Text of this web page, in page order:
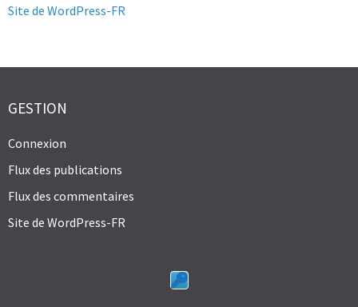
Site de WordPress-FR
GESTION
Connexion
Flux des publications
Flux des commentaires
Site de WordPress-FR